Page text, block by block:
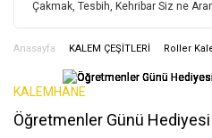
Anasayfa KALEM ÇEŞİTLERİ Roller
KALEMHANE
Öğretmenler Günü